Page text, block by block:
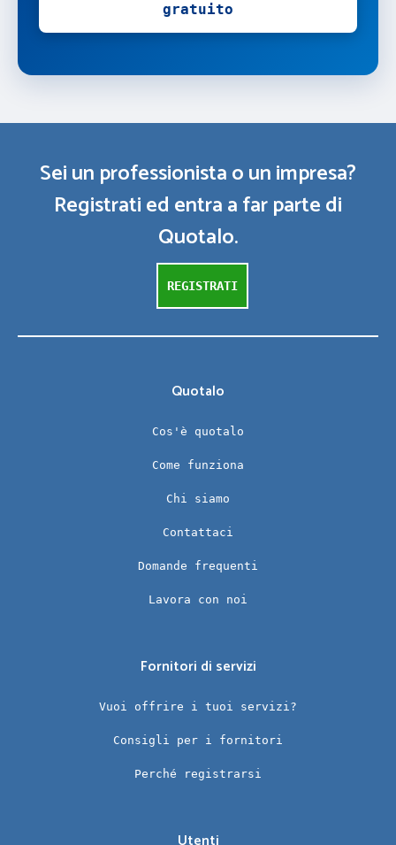
gratuito
Sei un professionista o un impresa?
Registrati ed entra a far parte di
Quotalo.
REGISTRATI
Quotalo
Cos'è quotalo
Come funziona
Chi siamo
Contattaci
Domande frequenti
Lavora con noi
Fornitori di servizi
Vuoi offrire i tuoi servizi?
Consigli per i fornitori
Perché registrarsi